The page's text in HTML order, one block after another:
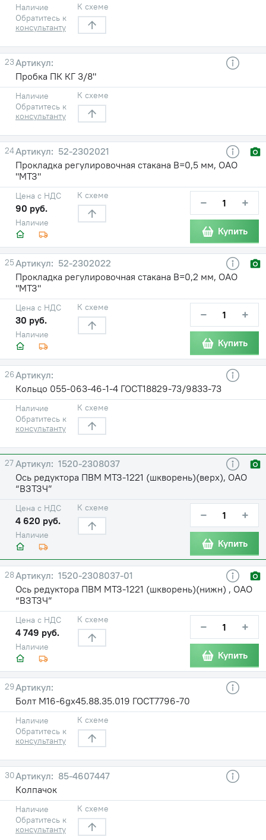
Наличие
Обратитесь к
консультанту
К схеме
23
Пробка ПК КГ 3/8"
Наличие
Обратитесь к
консультанту
К схеме
24
52-2302021
Прокладка регулировочная стакана В=0,5 мм, ОАО
"МТЗ"
Наличие
Цена с НДС
90 руб.
К схеме − +
Купить
25
52-2302022
Прокладка регулировочная стакана В=0,2 мм, ОАО
"МТЗ"
Наличие
Цена с НДС
30 руб.
К схеме − +
Купить
26
Кольцо 055-063-46-1-4 ГОСТ18829-73/9833-73
Наличие
Обратитесь к
консультанту
К схеме
27
1520-2308037
Ось редуктора ПВМ МТЗ-1221 (шкворень)(верх), ОАО
“ВЗТЗЧ”
Наличие
Цена с НДС
4 620 руб.
К схеме − +
Купить
28
1520-2308037-01
Ось редуктора ПВМ МТЗ-1221 (шкворень)(нижн) , ОАО
“ВЗТЗЧ”
Наличие
Цена с НДС
4 749 руб.
К схеме − +
Купить
29
Болт М16-6gх45.88.35.019 ГОСТ7796-70
Наличие
Обратитесь к
консультанту
К схеме
30
85-4607447
Колпачок
Наличие
Обратитесь к
консультанту
К схеме